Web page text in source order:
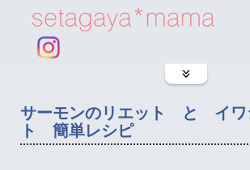
サーモンのリエット と イワ
ト 簡単レシピ